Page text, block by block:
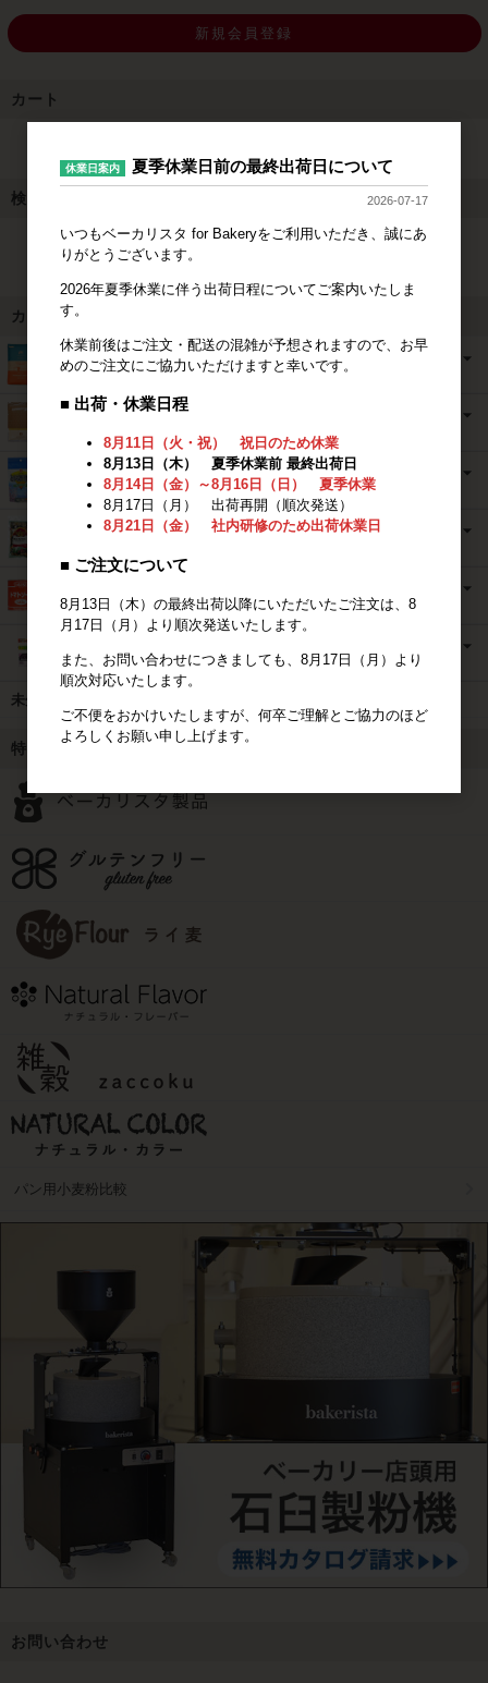
新規会員登録
カート
検索
カテゴリ
未分類
特集
パン用小麦粉比較
お問い合わせ
休業日案内 夏季休業日前の最終出荷日について
2026-07-17
いつもベーカリスタ for Bakeryをご利用いただき、誠にあ
りがとうございます。
2026年夏季休業に伴う出荷日程についてご案内いたしま
す。
休業前後はご注文・配送の混雑が予想されますので、お早
めのご注文にご協力いただけますと幸いです。
■ 出荷・休業日程
8月11日（火・祝） 祝日のため休業
8月13日（木） 夏季休業前 最終出荷日
8月14日（金）～8月16日（日） 夏季休業
8月17日（月） 出荷再開（順次発送）
8月21日（金） 社内研修のため出荷休業日
■ ご注文について
8月13日（木）の最終出荷以降にいただいたご注文は、8
月17日（月）より順次発送いたします。
また、お問い合わせにつきましても、8月17日（月）より
順次対応いたします。
ご不便をおかけいたしますが、何卒ご理解とご協力のほど
よろしくお願い申し上げます。